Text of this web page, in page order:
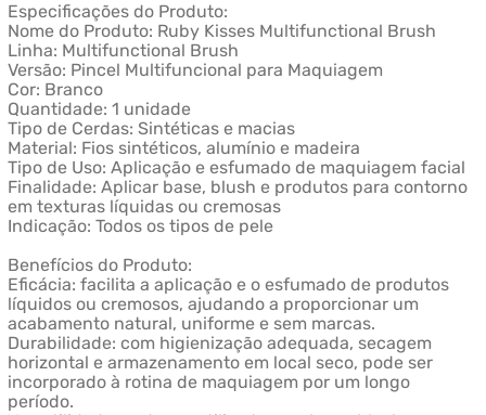
Especificações do Produto:
Nome do Produto: Ruby Kisses Multifunctional Brush
Linha: Multifunctional Brush
Versão: Pincel Multifuncional para Maquiagem
Cor: Branco
Quantidade: 1 unidade
Tipo de Cerdas: Sintéticas e macias
Material: Fios sintéticos, alumínio e madeira
Tipo de Uso: Aplicação e esfumado de maquiagem facial
Finalidade: Aplicar base, blush e produtos para contorno
em texturas líquidas ou cremosas
Indicação: Todos os tipos de pele
Benefícios do Produto:
Eficácia: facilita a aplicação e o esfumado de produtos
líquidos ou cremosos, ajudando a proporcionar um
acabamento natural, uniforme e sem marcas.
Durabilidade: com higienização adequada, secagem
horizontal e armazenamento em local seco, pode ser
incorporado à rotina de maquiagem por um longo
período.